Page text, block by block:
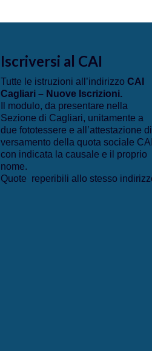
Iscriversi al CAI
Tutte le istruzioni all’indirizzo CAI
Cagliari – Nuove Iscrizioni.
Il modulo, da presentare nella
Sezione di Cagliari, unitamente a
due fototessere e all’attestazione di
versamento della quota sociale CAI
con indicata la causale e il proprio
nome.
Quote reperibili allo stesso